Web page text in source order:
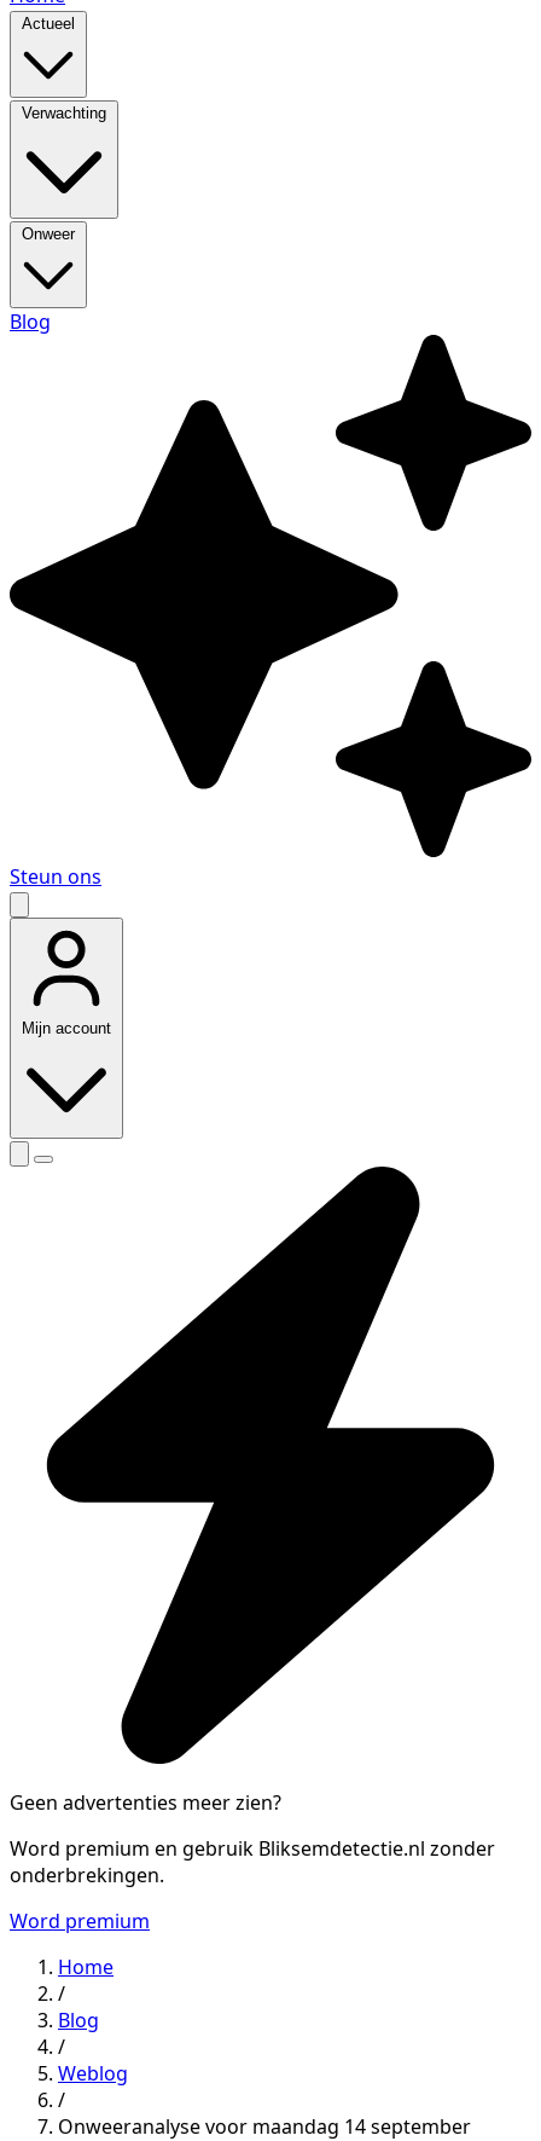
Actueel
Verwachting
Onweer
Blog
Steun ons
Mijn account
Geen advertenties meer zien?
Word premium en gebruik Bliksemdetectie.nl zonder
onderbrekingen.
Word premium
Home
/
Blog
/
Weblog
/
Onweeranalyse voor maandag 14 september